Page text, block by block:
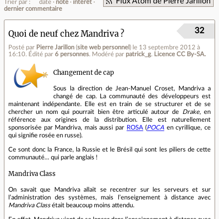
Trier par : date note
intérêt
dernier commentaire
Quoi de neuf chez Mandriva ?
Posté par Pierre Jarillon (site web personnel ) le 13 septembre 2012 à
16:10. Édité par 6 personnes. Modéré par patrick_g. Licence CC By‑SA.
32
Changement de cap
Sous la direction de Jean‐Manuel Croset, Mandriva a
changé de cap. La communauté des développeurs est
maintenant indépendante. Elle est en train de se structurer et de se
chercher un nom qui pourrait bien être articulé autour de
Drake, en
référence aux origines de la distribution. Elle est naturellement
sponsorisée par Mandriva, mais aussi par ROSA(РОСА en cyrillique, ce
qui signifie rosée en russe).
Ce sont donc la France, la Russie et le Brésil qui sont les piliers de cette
communauté… qui parle anglais !
Mandriva Class
On savait que Mandriva allait se recentrer sur les serveurs et sur
l’administration des systèmes, mais l’enseignement à distance avec
Mandriva Classétait beaucoup moins attendu.